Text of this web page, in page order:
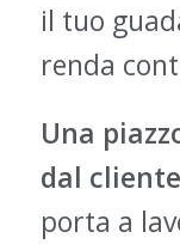
il tuo
renda
Una
dal
porta a